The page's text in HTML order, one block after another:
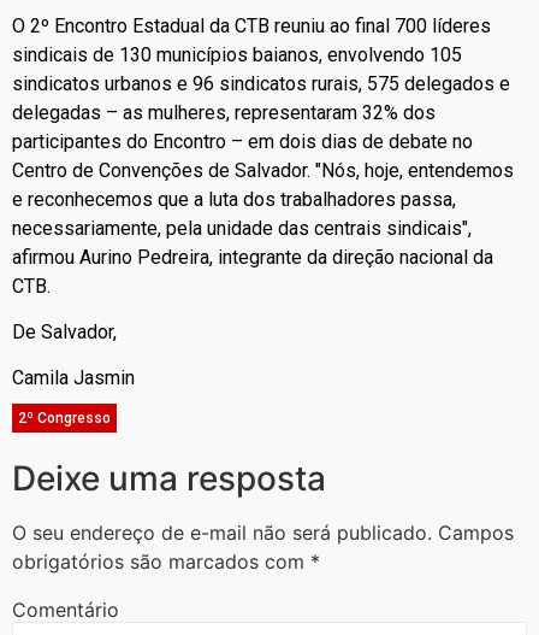
O 2º Encontro Estadual da CTB reuniu ao final 700 líderes
sindicais de 130 municípios baianos, envolvendo 105
sindicatos urbanos e 96 sindicatos rurais, 575 delegados e
delegadas – as mulheres, representaram 32% dos
participantes do Encontro – em dois dias de debate no
Centro de Convenções de Salvador. "Nós, hoje, entendemos
e reconhecemos que a luta dos trabalhadores passa,
necessariamente, pela unidade das centrais sindicais",
afirmou Aurino Pedreira, integrante da direção nacional da
CTB.
De Salvador,
Camila Jasmin
2º Congresso
Deixe uma resposta
O seu endereço de e-mail não será publicado. Campos
obrigatórios são marcados com *
Comentário